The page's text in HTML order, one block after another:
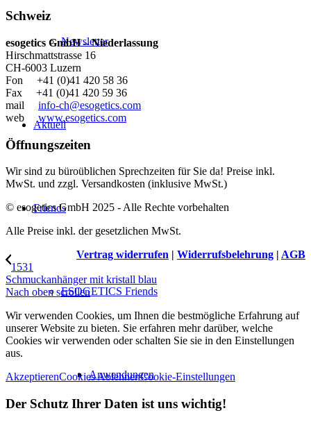
Newsletter
Aktuell
Friends
ESOGETICS Friends
Anwendungen
Schweiz
esogetics GmbH – Niederlassung
Hirschmattstrasse 16
CH-6003 Luzern
Fon +41 (0)41 420 58 36
Fax +41 (0)41 420 59 36
mail info-ch@esogetics.com
web www.esogetics.com
Öffnungszeiten
Wir sind zu büroüblichen Sprechzeiten für Sie da! Preise inkl.
MwSt. und zzgl. Versandkosten (inklusive MwSt.)
© esogetics GmbH 2025 - Alle Rechte vorbehalten
Alle Preise inkl. der gesetzlichen MwSt.
Vertrag widerrufen | Widerrufsbelehrung | AGB
1531
Schmuckanhänger mit kristall blau
Nach oben scrollen
Wir verwenden Cookies, um Ihnen die bestmögliche Erfahrung auf
unserer Website zu bieten. Sie erfahren mehr darüber, welche
Cookies wir verwenden oder schalten Sie sie in den Einstellungen
aus.
AkzeptierenCookies AblehnenCookie-Einstellungen
Der Schutz Ihrer Daten ist uns wichtig!